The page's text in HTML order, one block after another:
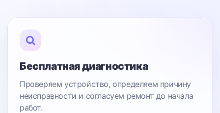
Бесплатная диагностика
Проверяем устройство, определяем причину
неисправности и согласуем ремонт до начала
работ.